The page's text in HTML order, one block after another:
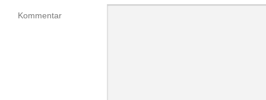
Kommentar